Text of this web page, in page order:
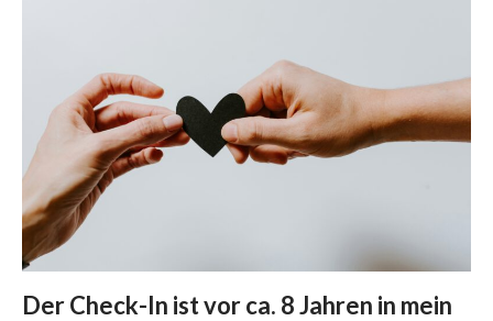
Berührung spüren
Edging erleben
Paar Begegnung
1:1 Begleitung
Weitere Kundenstimmen
Konditionen
Der Check-In ist vor ca. 8 Jahren in mein